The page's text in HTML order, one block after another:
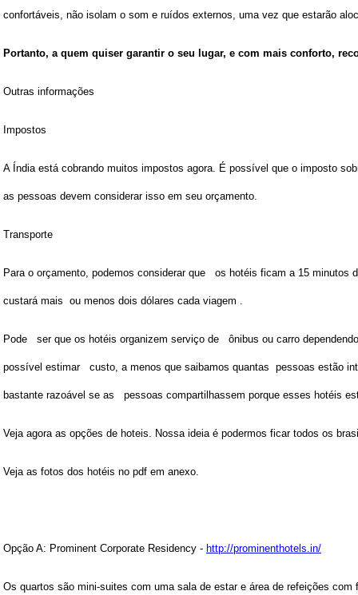
confortáveis, não isolam o som e ruídos externos, uma vez que estarão
Portanto, a quem quiser garantir o seu lugar, e com mais conforto,
Outras informações
Impostos
A Índia está cobrando muitos impostos agora. É possível que o imposto
as pessoas devem considerar isso em seu orçamento.
Transporte
Para o orçamento, podemos considerar que os hotéis ficam a 15
custará mais ou menos dois dólares cada viagem .
Pode ser que os hotéis organizem serviço de ônibus ou carro
possível estimar custo, a menos que saibamos quantas pessoas estão
bastante razoável se as pessoas compartilhassem porque esses hotéis
Veja agora as opções de hoteis. Nossa ideia é podermos ficar todos os
Veja as fotos dos hotéis no pdf em anexo.
Opção A: Prominent Corporate Residency - http://prominenthotels.in/
Os quartos são mini-suites com uma sala de estar e área de refeições com